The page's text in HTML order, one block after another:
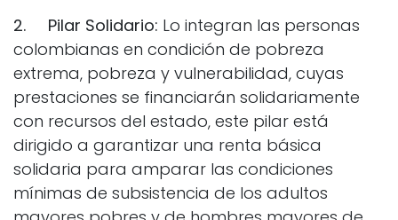
2. Pilar Solidario: Lo integran las personas
colombianas en condición de pobreza
extrema, pobreza y vulnerabilidad, cuyas
prestaciones se financiarán solidariamente
con recursos del estado, este pilar está
dirigido a garantizar una renta básica
solidaria para amparar las condiciones
mínimas de subsistencia de los adultos